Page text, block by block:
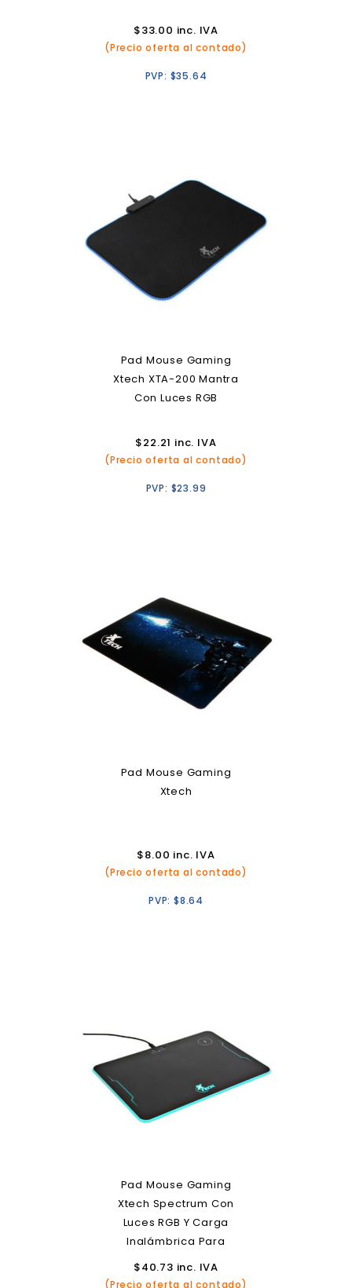
$33.00 inc. IVA
(Precio oferta al contado)
PVP: $35.64
Pad Mouse Gaming
Xtech XTA-200 Mantra
Con Luces RGB
$22.21 inc. IVA
(Precio oferta al contado)
PVP: $23.99
Pad Mouse Gaming
Xtech
$8.00 inc. IVA
(Precio oferta al contado)
PVP: $8.64
Pad Mouse Gaming
Xtech Spectrum Con
Luces RGB Y Carga
Inalámbrica Para
Smartphones
$40.73 inc. IVA
(Precio oferta al contado)